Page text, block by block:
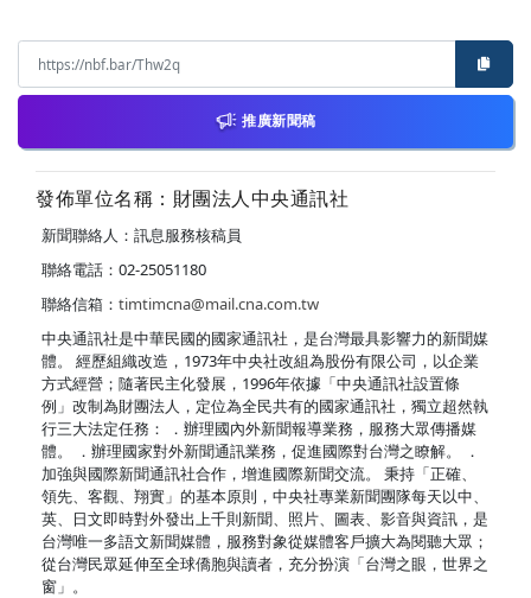
推廣新聞稿
發佈單位名稱：財團法人中央通訊社
新聞聯絡人：訊息服務核稿員
聯絡電話：02-25051180
聯絡信箱： timtimcna@mail.cna.com.tw
中央通訊社是中華民國的國家通訊社，是台灣最具影響力的新聞媒
體。 經歷組織改造，1973年中央社改組為股份有限公司，以企業
方式經營；隨著民主化發展，1996年依據「中央通訊社設置條
例」改制為財團法人，定位為全民共有的國家通訊社，獨立超然執
行三大法定任務： ．辦理國內外新聞報導業務，服務大眾傳播媒
體。 ．辦理國家對外新聞通訊業務，促進國際對台灣之瞭解。 ．
加強與國際新聞通訊社合作，增進國際新聞交流。 秉持「正確、
領先、客觀、翔實」的基本原則，中央社專業新聞團隊每天以中、
英、日文即時對外發出上千則新聞、照片、圖表、影音與資訊，是
台灣唯一多語文新聞媒體，服務對象從媒體客戶擴大為閱聽大眾；
從台灣民眾延伸至全球僑胞與讀者，充分扮演「台灣之眼，世界之
窗」。